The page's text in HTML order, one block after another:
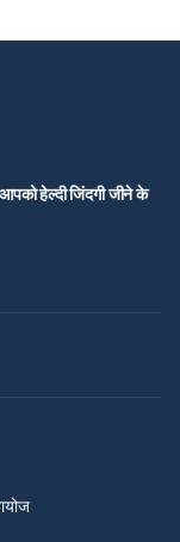
हेल्दी जिंदगी जीने के